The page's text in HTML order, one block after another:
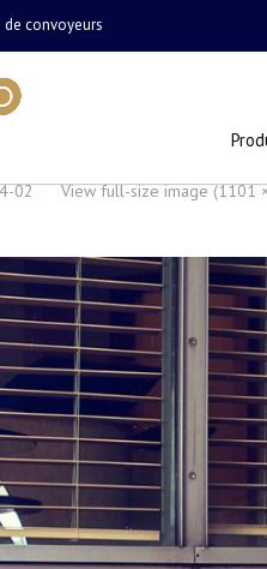
convoyeurs
02 · View full-size image (1101